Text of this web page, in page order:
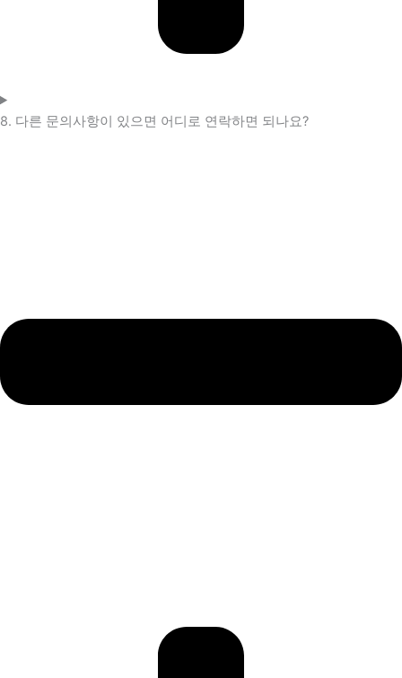
8. 다른 문의사항이 있으면 어디로 연락하면 되나요?